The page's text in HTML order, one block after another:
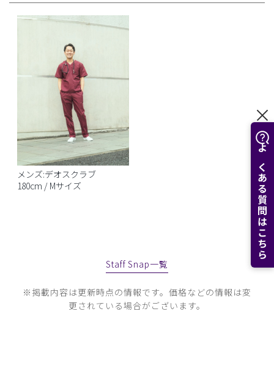
よくある質問はこちら
メンズ:デオスクラブ
180cm / Mサイズ
Staff Snap一覧
※掲載内容は更新時点の情報です。価格などの情報は変
更されている場合がございます。